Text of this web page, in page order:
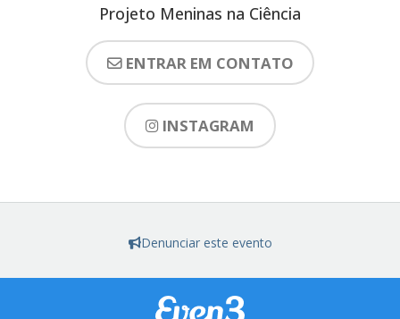
Projeto Meninas na Ciência
ENTRAR EM CONTATO
INSTAGRAM
Denunciar este evento